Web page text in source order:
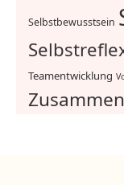
Selbstbewusstsein
Teamentwicklung